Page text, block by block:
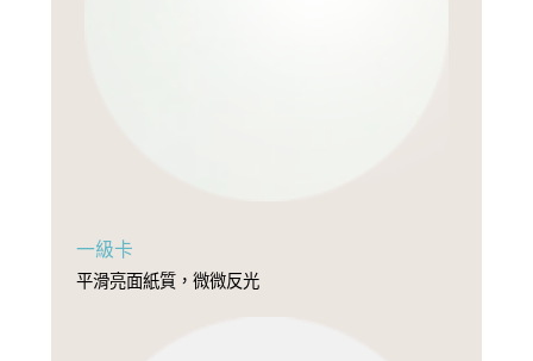
一級卡
平滑亮面紙質，微微反光